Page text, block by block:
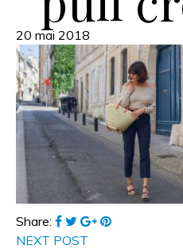
20 mai 2018
Share:
NEXT POST